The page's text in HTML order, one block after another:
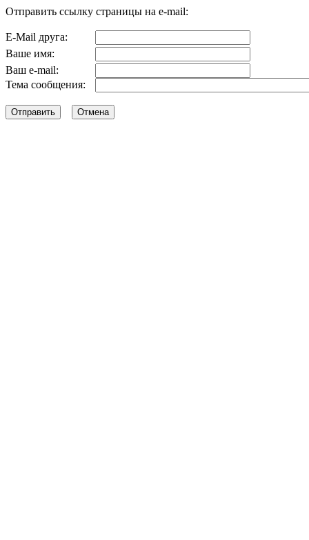
Отправить ссылку страницы на e-mail:
E-Mail друга:
Ваше имя:
Ваш e-mail:
Тема сообщения: